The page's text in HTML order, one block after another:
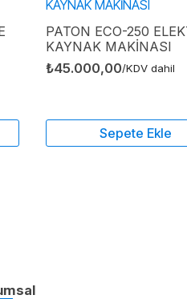
PATON ECO-250
KAYNAK MAKİNASI
₺45.000,00/KDV dahil
Sepete Ekle